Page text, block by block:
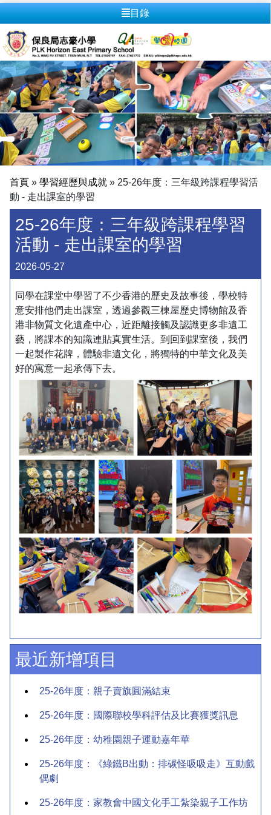
目錄
首頁 » 學習經歷與成就 » 25-26年度：三年級跨課程學習活
動 - 走出課室的學習
25-26年度：三年級跨課程學習
活動 - 走出課室的學習
2026-05-27
同學在課堂中學習了不少香港的歷史及故事後，學校特
意安排他們走出課室，透過參觀三棟屋歷史博物館及香
港非物質文化遺產中心，近距離接觸及認識更多非遺工
藝，將課本的知識連貼真實生活。到回到課室後，我們
一起製作花牌，體驗非遺文化，將獨特的中華文化及美
好的寓意一起承傳下去。
最近新增項目
25-26年度：親子賣旗圓滿結束
25-26年度：國際聯校學科評估及比賽獲獎訊息
25-26年度：幼稚園親子運動嘉年華
25-26年度：《綠鐵B出動：排碳怪吸吸走》互動戲
偶劇
25-26年度：家教會中國文化手工紮染親子工作坊